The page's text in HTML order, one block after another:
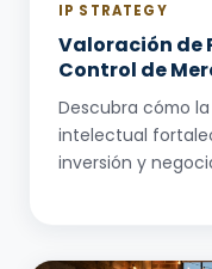
IP STRATEGY
Valoración de
Control de
Descubra cómo
intelectual
inversión y